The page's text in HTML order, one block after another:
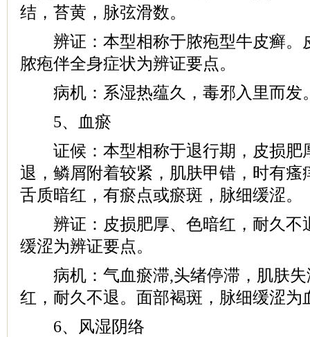
结，苔黄，脉弦滑数。
辨证：本型相称于脓疱型牛皮癣。
脓疱伴全身症状为辨证要点。
病机：系湿热蕴久，毒邪入里而发
5、血瘀
证候：本型相称于退行期，皮损肥
退，鳞屑附着较紧，肌肤甲错，时有瘙
舌质暗红，有瘀点或瘀斑，脉细缓涩。
辨证：皮损肥厚、色暗红，耐久不
缓涩为辨证要点。
病机：气血瘀滞,头绪停滞，肌肤失
红，耐久不退。面部褐斑，脉细缓涩为
6、风湿阴络